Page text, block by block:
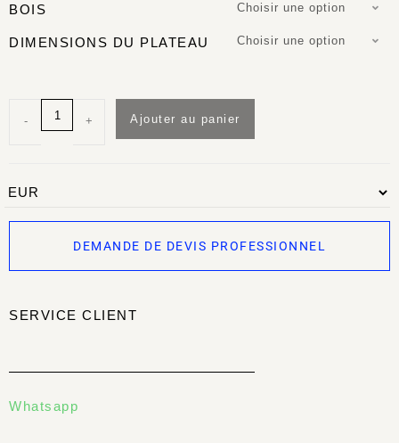
BOIS Choisir une option
DIMENSIONS DU PLATEAU Choisir une option
- + Ajouter au panier
DEMANDE DE DEVIS PROFESSIONNEL
SERVICE CLIENT
Whatsapp